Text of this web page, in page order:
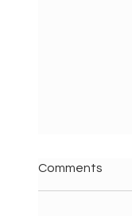
Comments